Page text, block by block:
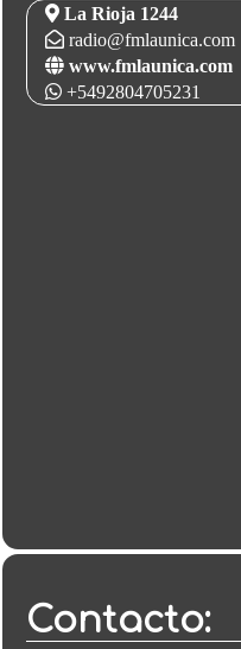
La Rioja 1244
radio@fmlaunica.com
www.fmlaunica.com
+5492804705231
Contacto: